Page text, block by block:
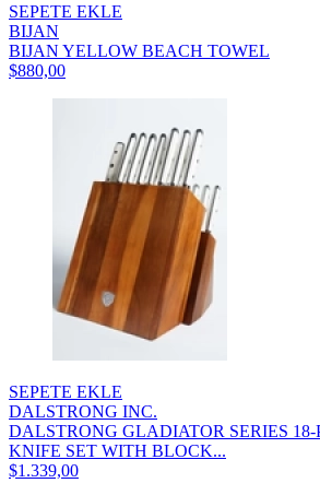
SEPETE EKLE
BIJAN
BIJAN YELLOW BEACH TOWEL
$880,00
SEPETE EKLE
DALSTRONG INC.
DALSTRONG GLADIATOR SERIES 18-
KNIFE SET WITH BLOCK...
$1.339,00